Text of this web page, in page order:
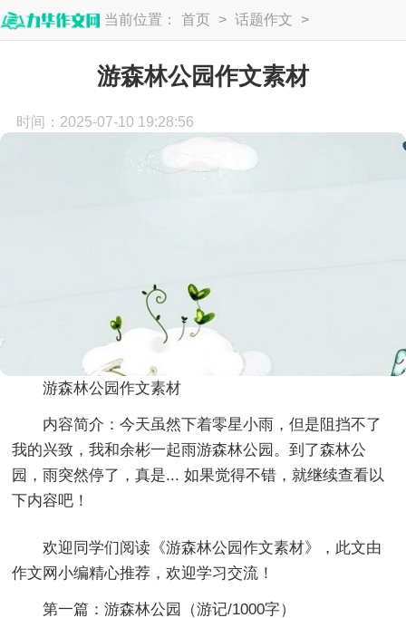
当前位置： 首页 > 话题作文 >
游森林公园作文素材
时间：2025-07-10 19:28:56
游森林公园作文素材
内容简介：今天虽然下着零星小雨，但是阻挡不了
我的兴致，我和余彬一起雨游森林公园。到了森林公
园，雨突然停了，真是... 如果觉得不错，就继续查看以
下内容吧！
欢迎同学们阅读《游森林公园作文素材》，此文由
作文网小编精心推荐，欢迎学习交流！
第一篇：游森林公园 （游记/1000字）